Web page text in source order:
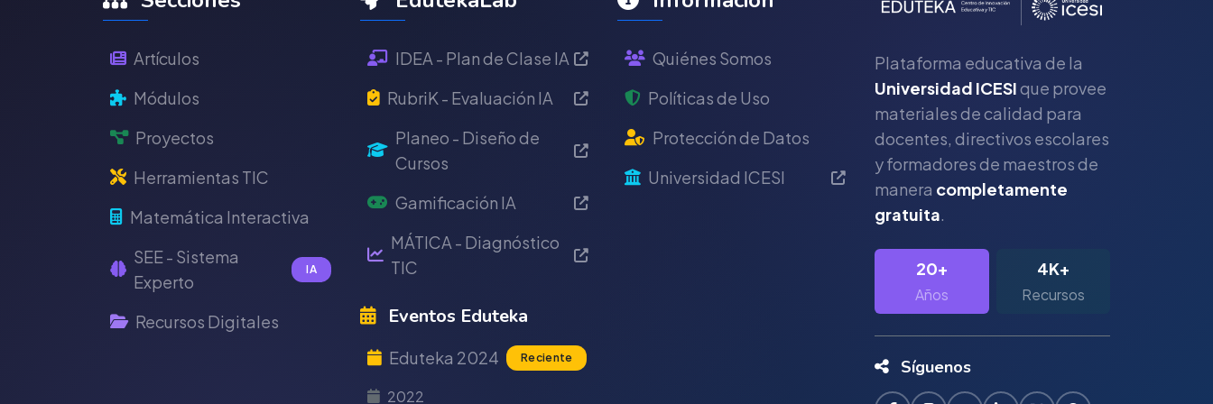
Artículos
Módulos
Proyectos
Herramientas TIC
Matemática Interactiva
SEE - Sistema
Experto
IA
Recursos Digitales
IDEA - Plan de Clase IA
RubriK - Evaluación IA
Planeo - Diseño de
Cursos
Gamificación IA
MÁTICA - Diagnóstico
TIC
Eventos Eduteka
Eduteka 2024 Reciente
2022
Quiénes Somos
Políticas de Uso
Protección de Datos
Universidad ICESI
Plataforma educativa de la
Universidad ICESIque provee
materiales de calidad para
docentes, directivos escolares
y formadores de maestros de
manera completamente
gratuita.
20+
Años
4K+
Recursos
Síguenos